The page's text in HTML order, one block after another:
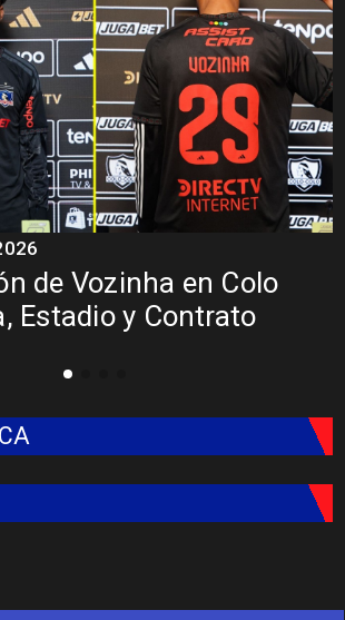
de Vozinha en Colo
Estadio y Contrato